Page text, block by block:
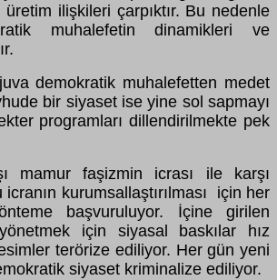
üretim ilişkileri çarpıktır. Bu nedenle
muhalefetin dinamikleri ve
demokratik muhalefetten medet
bir siyaset ise yine sol sapmayı
programları dillendirilmekte pek
mamur faşizmin icrası ile karşı
icranın kurumsallaştırılması için her
başvuruluyor. İçine girilen
için siyasal baskılar hız
terörize ediliyor. Her gün yeni
siyaset kriminalize ediliyor.